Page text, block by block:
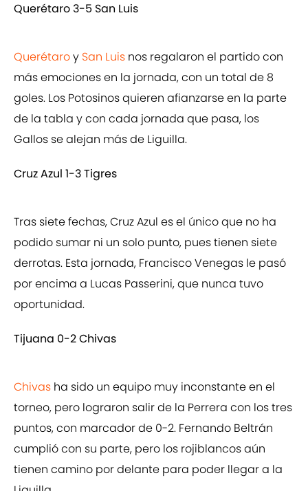
Querétaro 3-5 San Luis
Querétaroy San Luis nos regalaron el partido con
más emociones en la jornada, con un total de 8
goles. Los Potosinos quieren afianzarse en la parte
de la tabla y con cada jornada que pasa, los
Gallos se alejan más de Liguilla.
Cruz Azul 1-3 Tigres
Tras siete fechas, Cruz Azul es el único que no ha
podido sumar ni un solo punto, pues tienen siete
derrotas. Esta jornada, Francisco Venegas le pasó
por encima a Lucas Passerini, que nunca tuvo
oportunidad.
Tijuana 0-2 Chivas
Chivas ha sido un equipo muy inconstante en el
torneo, pero lograron salir de la Perrera con los tres
puntos, con marcador de 0-2. Fernando Beltrán
cumplió con su parte, pero los rojiblancos aún
tienen camino por delante para poder llegar a la